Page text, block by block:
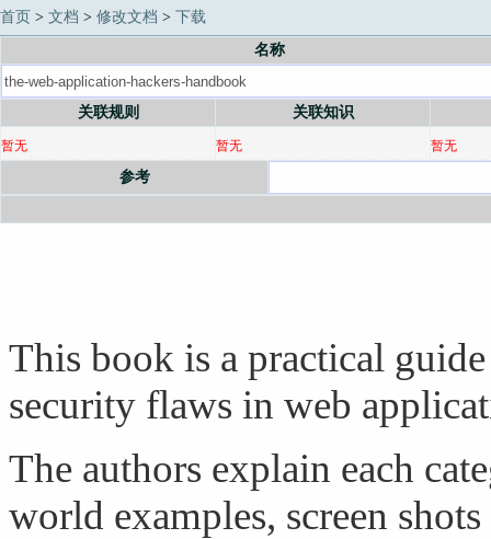
首页 > 文档 > 修改文档 > 下载
名称
关联规则 关联知识
暂无 暂无 暂无
参考
This book is a practical
security flaws in web
The authors explain each
world examples, screen